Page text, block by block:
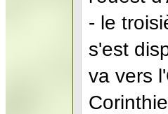
- le
s'est
va vers